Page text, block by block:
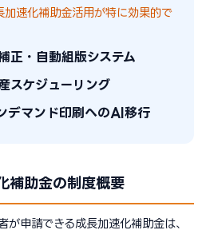
加速化補助金活用が特に効果的で
正・自動組版システム
スケジューリング
デマンド印刷へのAI移行
補助金の制度概要
が申請できる成長加速化補助金は、